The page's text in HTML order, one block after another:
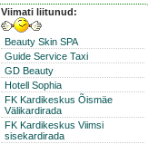
Viimati liitunud:
Beauty Skin SPA
Guide Service Taxi
GD Beauty
Hotell Sophia
FK Kardikeskus Õismäe
Välikardirada
FK Kardikeskus Viimsi
sisekardirada